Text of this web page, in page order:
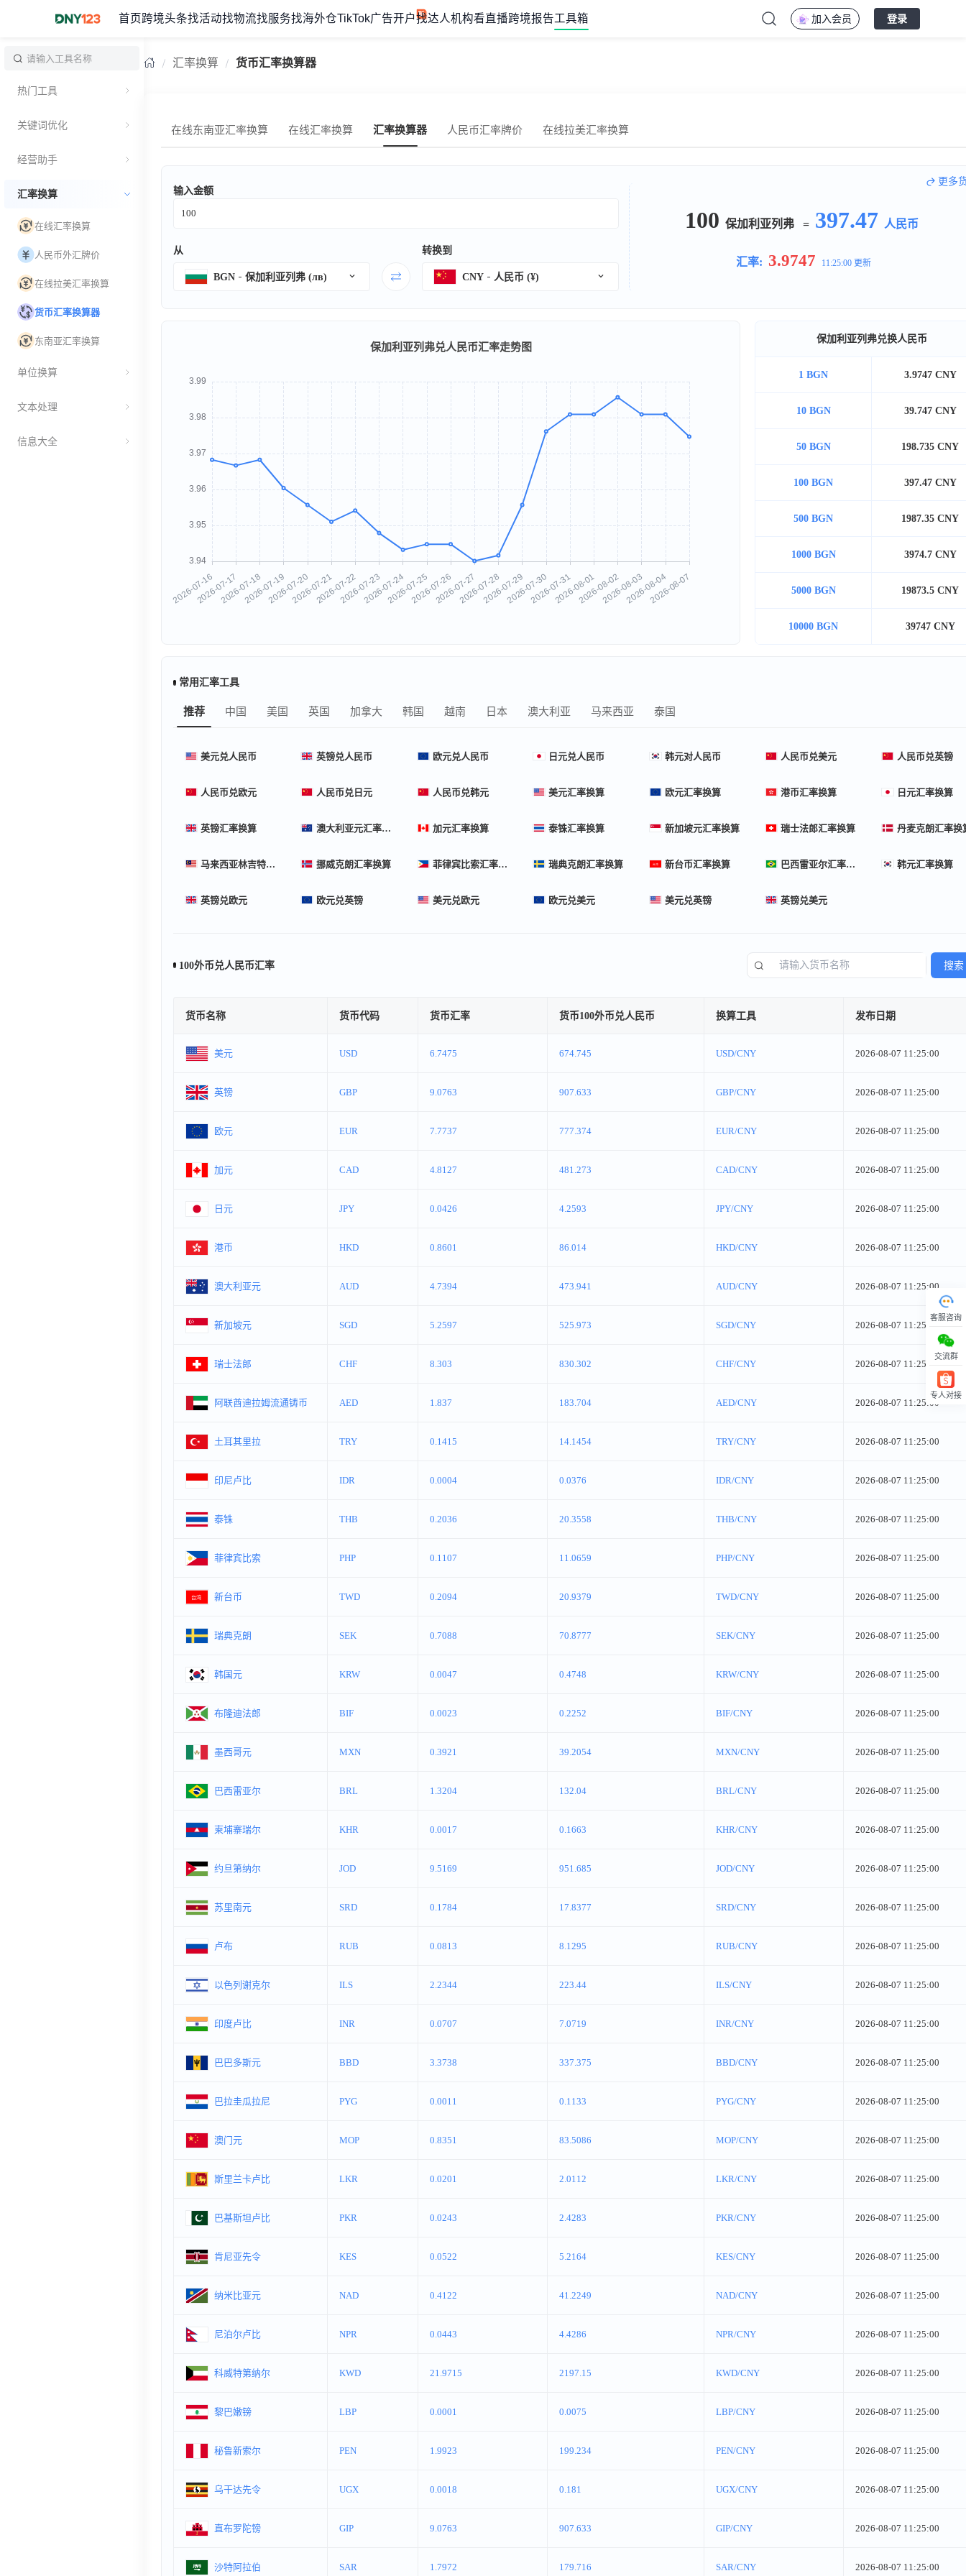
首页 跨境头条找活动找物流找服务找海外仓TikTok广告开户找达人机构看直播跨境报告工具箱 加入会员 登录
热门工具
关键词优化
经营助手
汇率换算
在线汇率换算
人民币外汇牌价
在线拉美汇率换算
货币汇率换算器
东南亚汇率换算
单位换算
文本处理
信息大全
汇率换算 货币汇率换算器
在线东南亚汇率换算 在线汇率换算 汇率换算器 人民币汇率牌价 在线拉美汇率换算
更多
输入金额
从
BGN 保加利亚列弗 (лв)
转换到
CNY 人民币 (¥)
100 保加利亚列弗 = 397.47 人民币
汇率: 3.9747 11:25:00 更新
保加利亚列弗兑换人民币
1 BGN 3.9747 CNY
10 BGN 39.747 CNY
50 BGN 198.735 CNY
100 BGN 397.47 CNY
500 BGN 1987.35 CNY
1000 BGN 3974.7 CNY
5000 BGN 19873.5 CNY
10000 BGN 39747 CNY
常用汇率工具
推荐 中国 美国 英国 加拿大 韩国 越南 日本 澳大利亚 马来西亚 泰国
美元兑人民币 英镑兑人民币 欧元兑人民币 日元兑人民币 韩元对人民币 人民币兑美元 人民币兑英镑
人民币兑欧元 人民币兑日元 人民币兑韩元 美元汇率换算 欧元汇率换算 港币汇率换算 日元汇率换算
英镑汇率换算 澳大利亚元汇率换算 加元汇率换算 泰铢汇率换算 新加坡元汇率换算 瑞士法郎汇率换算 丹麦克朗汇率换
马来西亚林吉特汇率换算 挪威克朗汇率换算 菲律宾比索汇率换算 瑞典克朗汇率换算 新台币汇率换算 巴西雷亚尔汇率换算 韩元汇率换算
英镑兑欧元 欧元兑英镑 美元兑欧元 欧元兑美元 美元兑英镑 英镑兑美元
100外币兑人民币汇率 搜索
货币名称 货币代码 货币汇率 货币100外币兑人民币 换算工具 发布日期
美元 USD 6.7475 674.745 USD/CNY 2026-08-07 11:25:00
英镑 GBP 9.0763 907.633 GBP/CNY 2026-08-07 11:25:00
欧元 EUR 7.7737 777.374 EUR/CNY 2026-08-07 11:25:00
加元 CAD 4.8127 481.273 CAD/CNY 2026-08-07 11:25:00
日元 JPY 0.0426 4.2593 JPY/CNY 2026-08-07 11:25:00
港币 HKD 0.8601 86.014 HKD/CNY 2026-08-07 11:25:00
澳大利亚元 AUD 4.7394 473.941 AUD/CNY 2026-08-07 11:25:00
新加坡元 SGD 5.2597 525.973 SGD/CNY 2026-08-07 11:25:00
瑞士法郎 CHF 8.303 830.302 CHF/CNY 2026-08-07 11:25:00
阿联酋迪拉姆流通铸币 AED 1.837 183.704 AED/CNY 2026-08-07 11:25:00
土耳其里拉 TRY 0.1415 14.1454 TRY/CNY 2026-08-07 11:25:00
印尼卢比 IDR 0.0004 0.0376 IDR/CNY 2026-08-07 11:25:00
泰铢 THB 0.2036 20.3558 THB/CNY 2026-08-07 11:25:00
菲律宾比索 PHP 0.1107 11.0659 PHP/CNY 2026-08-07 11:25:00
新台币 TWD 0.2094 20.9379 TWD/CNY 2026-08-07 11:25:00
瑞典克朗 SEK 0.7088 70.8777 SEK/CNY 2026-08-07 11:25:00
韩国元 KRW 0.0047 0.4748 KRW/CNY 2026-08-07 11:25:00
布隆迪法郎 BIF 0.0023 0.2252 BIF/CNY 2026-08-07 11:25:00
墨西哥元 MXN 0.3921 39.2054 MXN/CNY 2026-08-07 11:25:00
巴西雷亚尔 BRL 1.3204 132.04 BRL/CNY 2026-08-07 11:25:00
柬埔寨瑞尔 KHR 0.0017 0.1663 KHR/CNY 2026-08-07 11:25:00
约旦第纳尔 JOD 9.5169 951.685 JOD/CNY 2026-08-07 11:25:00
苏里南元 SRD 0.1784 17.8377 SRD/CNY 2026-08-07 11:25:00
卢布 RUB 0.0813 8.1295 RUB/CNY 2026-08-07 11:25:00
以色列谢克尔 ILS 2.2344 223.44 ILS/CNY 2026-08-07 11:25:00
印度卢比 INR 0.0707 7.0719 INR/CNY 2026-08-07 11:25:00
巴巴多斯元 BBD 3.3738 337.375 BBD/CNY 2026-08-07 11:25:00
巴拉圭瓜拉尼 PYG 0.0011 0.1133 PYG/CNY 2026-08-07 11:25:00
澳门元 MOP 0.8351 83.5086 MOP/CNY 2026-08-07 11:25:00
斯里兰卡卢比 LKR 0.0201 2.0112 LKR/CNY 2026-08-07 11:25:00
巴基斯坦卢比 PKR 0.0243 2.4283 PKR/CNY 2026-08-07 11:25:00
肯尼亚先令 KES 0.0522 5.2164 KES/CNY 2026-08-07 11:25:00
纳米比亚元 NAD 0.4122 41.2249 NAD/CNY 2026-08-07 11:25:00
尼泊尔卢比 NPR 0.0443 4.4286 NPR/CNY 2026-08-07 11:25:00
科威特第纳尔 KWD 21.9715 2197.15 KWD/CNY 2026-08-07 11:25:00
黎巴嫩镑 LBP 0.0001 0.0075 LBP/CNY 2026-08-07 11:25:00
秘鲁新索尔 PEN 1.9923 199.234 PEN/CNY 2026-08-07 11:25:00
乌干达先令 UGX 0.0018 0.181 UGX/CNY 2026-08-07 11:25:00
直布罗陀镑 GIP 9.0763 907.633 GIP/CNY 2026-08-07 11:25:00
沙特阿拉伯 SAR 1.7972 179.716 SAR/CNY 2026-08-07 11:25:00
客服咨询
交流群
专人对接
回顶部